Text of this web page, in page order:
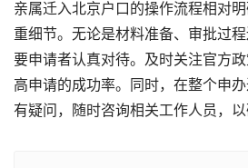
亲属迁入北京户口的操作流程相对
重细节。无论是材料准备、审批过
要申请者认真对待。及时关注官方
高申请的成功率。同时，在整个申
有疑问，随时咨询相关工作人员，以